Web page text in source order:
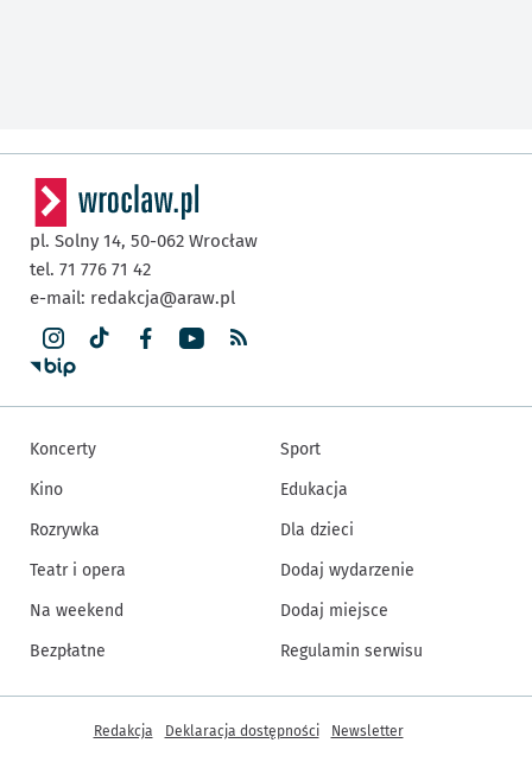
pl. Solny 14, 50-062 Wrocław
tel. 71 776 71 42
e-mail: redakcja@araw.pl
Koncerty
Kino
Rozrywka
Teatr i opera
Na weekend
Bezpłatne
Sport
Edukacja
Dla dzieci
Dodaj wydarzenie
Dodaj miejsce
Regulamin serwisu
Inne informacje
Redakcja Deklaracja dostępności Newsletter